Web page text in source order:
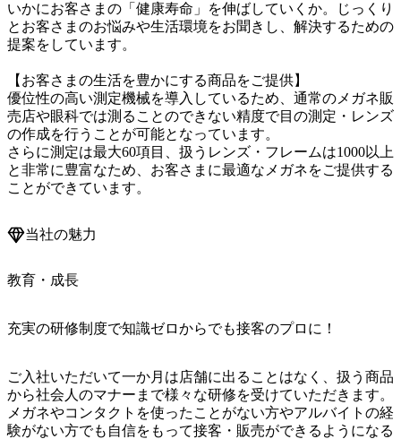
いかにお客さまの「健康寿命」を伸ばしていくか。じっくり
とお客さまのお悩みや生活環境をお聞きし、解決するための
提案をしています。
【お客さまの生活を豊かにする商品をご提供】
優位性の高い測定機械を導入しているため、通常のメガネ販
売店や眼科では測ることのできない精度で目の測定・レンズ
の作成を行うことが可能となっています。
さらに測定は最大60項目、扱うレンズ・フレームは1000以上
と非常に豊富なため、お客さまに最適なメガネをご提供する
ことができています。
当社の魅力
教育・成長
充実の研修制度で知識ゼロからでも接客のプロに！
ご入社いただいて一か月は店舗に出ることはなく、扱う商品
から社会人のマナーまで様々な研修を受けていただきます。
メガネやコンタクトを使ったことがない方やアルバイトの経
験がない方でも自信をもって接客・販売ができるようになる